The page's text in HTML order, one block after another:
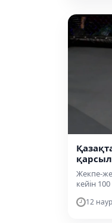
Жекпе-
кейін
12